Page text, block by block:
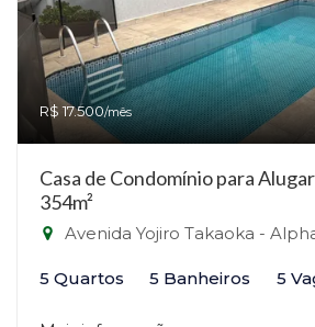
R$ 17.500/mês
Casa de Condomínio para
354m²
Avenida Yojiro Takaoka - Alphaville,
5 Quartos 5 Banheiros 5